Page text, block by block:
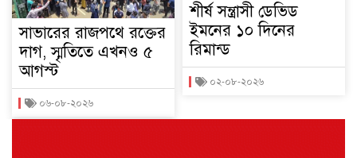
সাভারের রাজপথে রক্তের
দাগ, স্মৃতিতে এখনও ৫
আগস্ট
০৬-০৮-২০২৬
শীর্ষ সন্ত্রাসী ডেভিড
ইমনের ১০ দিনের
রিমান্ড
০২-০৮-২০২৬